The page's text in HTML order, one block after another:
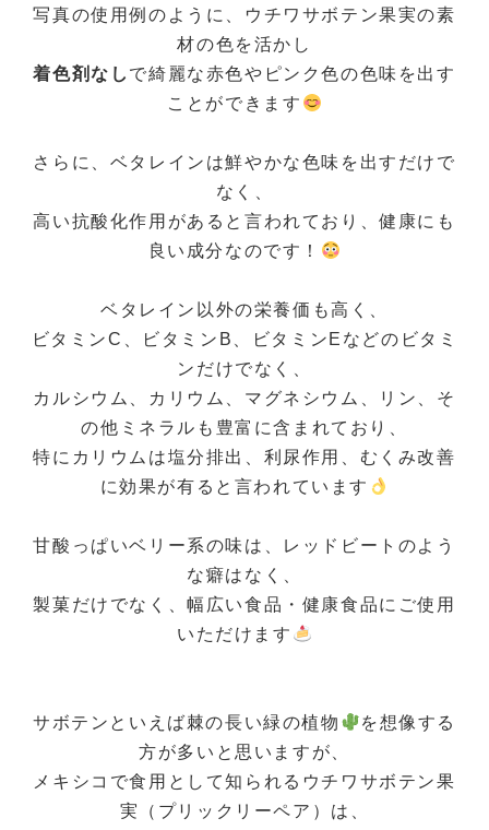
写真の使用例のように、ウチワサボテン果実の素
材の色を活かし
着色剤なし で綺麗な赤色やピンク色の色味を出す
ことができます
さらに、ベタレインは鮮やかな色味を出すだけで
なく、
高い抗酸化作用があると言われており、健康にも
良い成分なのです！
ベタレイン以外の栄養価も高く、
ビタミンC、ビタミンB、ビタミンEなどのビタミ
ンだけでなく、
カルシウム、カリウム、マグネシウム、リン、そ
の他ミネラルも豊富に含まれており、
特にカリウムは塩分排出、利尿作用、むくみ改善
に効果が有ると言われています
甘酸っぱいベリー系の味は、レッドビートのよう
な癖はなく、
製菓だけでなく、幅広い食品・健康食品にご使用
いただけます
サボテンといえば棘の長い緑の植物
を想像する
方が多いと思いますが、
メキシコで食用として知られるウチワサボテン果
実（プリックリーペア）は、